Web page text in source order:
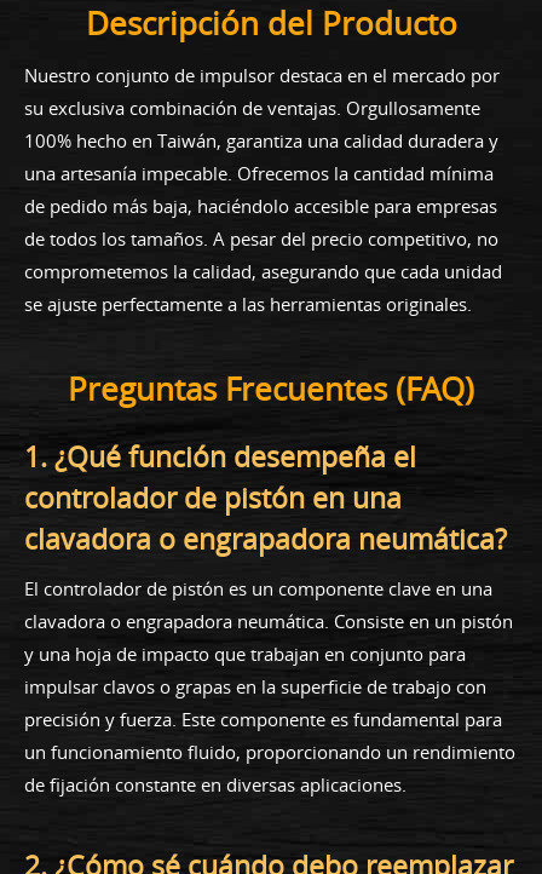
Descripción del Producto
Nuestro conjunto de impulsor destaca en el mercado por
su exclusiva combinación de ventajas. Orgullosamente
100% hecho en Taiwán, garantiza una calidad duradera y
una artesanía impecable. Ofrecemos la cantidad mínima
de pedido más baja, haciéndolo accesible para empresas
de todos los tamaños. A pesar del precio competitivo, no
comprometemos la calidad, asegurando que cada unidad
se ajuste perfectamente a las herramientas originales.
Preguntas Frecuentes (FAQ)
1. ¿Qué función desempeña el
controlador de pistón en una
clavadora o engrapadora neumática?
El controlador de pistón es un componente clave en una
clavadora o engrapadora neumática. Consiste en un pistón
y una hoja de impacto que trabajan en conjunto para
impulsar clavos o grapas en la superficie de trabajo con
precisión y fuerza. Este componente es fundamental para
un funcionamiento fluido, proporcionando un rendimiento
de fijación constante en diversas aplicaciones.
2. ¿Cómo sé cuándo debo reemplazar